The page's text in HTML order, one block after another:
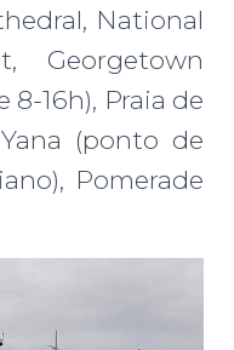
National
Georgetown
8-16h), Praia de
(ponto de
Pomerade